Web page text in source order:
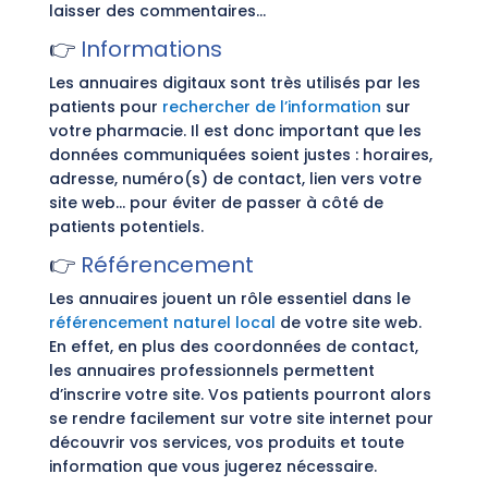
laisser des commentaires…
👉Informations
Les annuaires digitaux sont très utilisés par les
patients pour rechercher de l’information sur
votre pharmacie. Il est donc important que les
données communiquées soient justes : horaires,
adresse, numéro(s) de contact, lien vers votre
site web…pour éviter de passer à côté de
patients potentiels.
👉 Référencement
Les annuaires jouent un rôle essentiel dans le
référencement naturel local de votre site web.
En effet, en plus des coordonnées de contact,
les annuaires professionnels permettent
d’inscrire votre site. Vos patients pourront alors
se rendre facilement sur votre site internet pour
découvrir vos services, vos produits et toute
information que vous jugerez nécessaire.